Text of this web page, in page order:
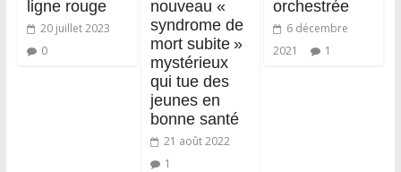
ligne rouge
20 juillet 2023
0
nouveau «
syndrome de
mort subite »
mystérieux
qui tue des
jeunes en
bonne santé
21 août 2022
1
orchestrée
6 décembre
2021
1